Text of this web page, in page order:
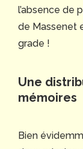
l’absence de
de Massenet
grade !
Une
mémoires
Bien